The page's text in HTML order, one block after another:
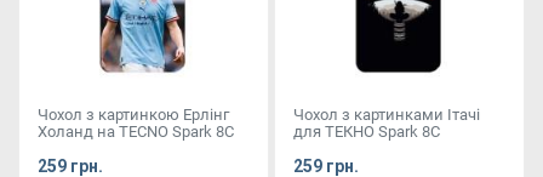
Чохол з картинкою Ерлінг
Холанд на TECNO Spark 8C
259 грн.
Чохол з картинками Ітачі
для ТЕКНО Spark 8C
259 грн.